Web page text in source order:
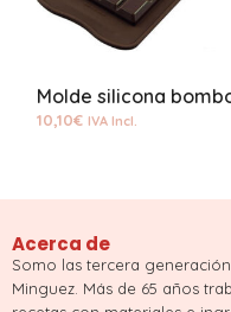
10,10€ IVA Incl.
Acerca de
Somo las tercera
Minguez. Más de 65 años